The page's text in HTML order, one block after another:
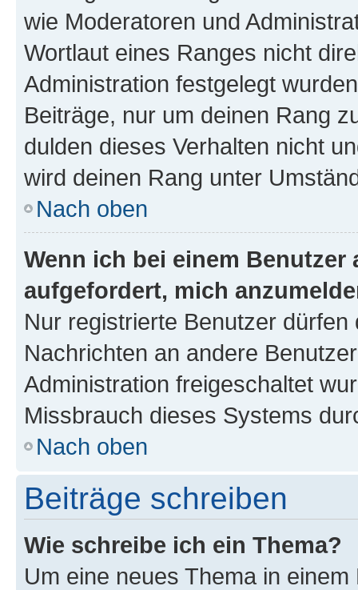
wie Moderatoren und
Wortlaut eines Ranges nicht
Administration festgelegt
Beiträge, nur um deinen Rang
dulden dieses Verhalten nicht
wird deinen Rang unter
Nach oben
Wenn ich bei einem
aufgefordert, mich
Nur registrierte Benutzer
Nachrichten an andere
Administration freigeschaltet
Missbrauch dieses Systems
Nach oben
Beiträge schreiben
Wie schreibe ich ein Thema?
Um eine neues Thema in